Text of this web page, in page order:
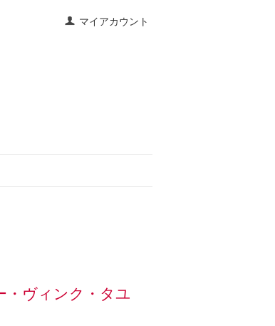
マイアカウント
・ヴィンク・タユ